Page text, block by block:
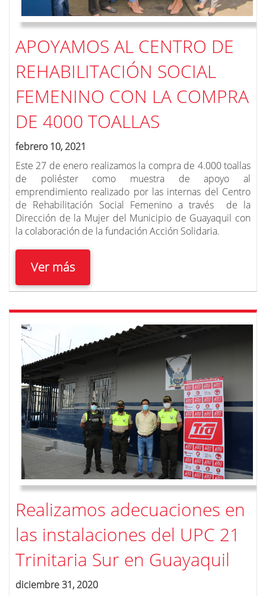
APOYAMOS AL CENTRO DE
REHABILITACIÓN SOCIAL
FEMENINO CON LA COMPRA
DE 4000 TOALLAS
febrero 10, 2021
Este 27 de enero realizamos la compra de 4.000 toallas
de poliéster como muestra de apoyo al
emprendimiento realizado por las internas del Centro
de Rehabilitación Social Femenino a través de la
Dirección de la Mujer del Municipio de Guayaquil con
la colaboración de la fundación Acción Solidaria.
Ver más
Realizamos adecuaciones en
las instalaciones del UPC 21
Trinitaria Sur en Guayaquil
diciembre 31, 2020